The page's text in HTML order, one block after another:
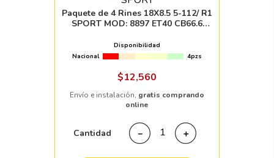
Paquete de 4 Rines 18X8.5 5-112/ R1
SPORT MOD: 8897 ET40 CB66.6
Disponibilidad
Nacional
4pzs
$12,560
Envío e instalación, gratis comprando
online
Cantidad ＋
－